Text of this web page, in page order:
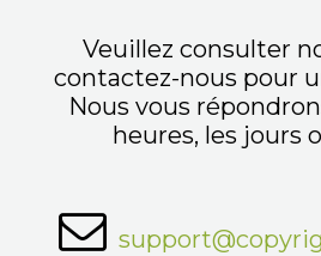
Veuillez consulter
contactez-nous pour
Nous vous
heures, les jours